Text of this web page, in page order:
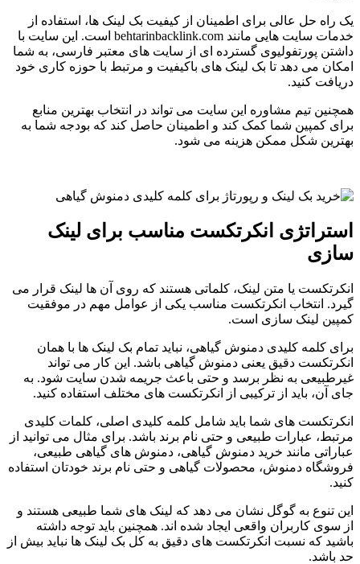
یک راه حل عالی برای اطمینان از کیفیت بک لینک ها، استفاده از
خدمات سایت هایی مانند behtarinbacklink.com است. این سایت با
داشتن پورتفولیوی گسترده ای از سایت های معتبر فارسی، به شما
امکان می دهد تا بک لینک های باکیفیت و مرتبط با حوزه کاری خود
دریافت کنید.
همچنین تیم مشاوره این سایت می تواند در انتخاب بهترین منابع
برای کمپین شما کمک کند و اطمینان حاصل کند که بودجه شما به
بهترین شکل ممکن هزینه می شود.
استراتژی انکرتکست مناسب برای لینک
سازی
انکرتکست یا متن لینک، کلماتی هستند که روی آن ها لینک قرار می
گیرد. انتخاب انکرتکست مناسب یکی از عوامل مهم در موفقیت
کمپین لینک سازی است.
برای کلمه کلیدی دمنوش گیاهی، نباید تمام بک لینک ها با همان
انکرتکست دقیق یعنی دمنوش گیاهی باشد. این کار می تواند
غیرطبیعی به نظر برسد و حتی باعث جریمه شدن سایت شود. به
جای آن، باید از ترکیبی از انکرتکست های مختلف استفاده کنید.
انکرتکست های شما باید شامل کلمه کلیدی اصلی، کلمات کلیدی
مرتبط، عبارات طبیعی و حتی نام برند باشد. برای مثال می توانید از
عباراتی مانند خرید دمنوش گیاهی، دمنوش های گیاهی طبیعی،
فروشگاه دمنوش، محصولات گیاهی و حتی نام برند خودتان استفاده
کنید.
این تنوع به گوگل نشان می دهد که لینک های شما طبیعی هستند و
از سوی کاربران واقعی ایجاد شده اند. همچنین باید توجه داشته
باشید که نسبت انکرتکست های دقیق به کل بک لینک ها نباید بیش از
حد باشد.